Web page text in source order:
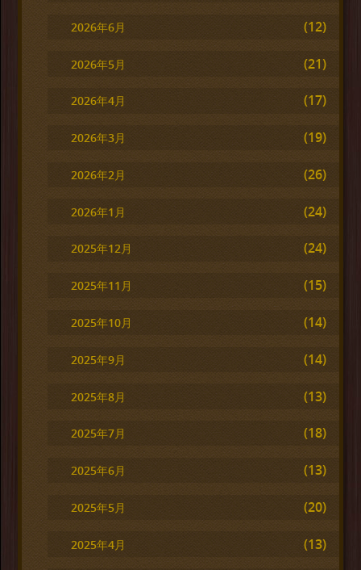
2026年6月 (12)
2026年5月 (21)
2026年4月 (17)
2026年3月 (19)
2026年2月 (26)
2026年1月 (24)
2025年12月 (24)
2025年11月 (15)
2025年10月 (14)
2025年9月 (14)
2025年8月 (13)
2025年7月 (18)
2025年6月 (13)
2025年5月 (20)
2025年4月 (13)